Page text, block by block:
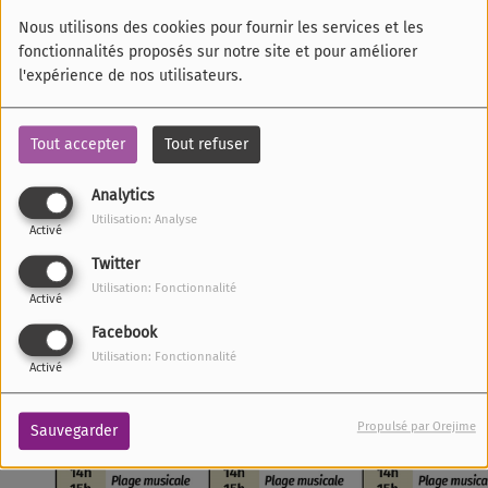
Nous utilisons des cookies pour fournir les services et les
fonctionnalités proposés sur notre site et pour améliorer
l'expérience de nos utilisateurs.
Tout accepter Tout refuser
Analytics
Activé
Utilisation: Analyse
Twitter
Activé
Utilisation: Fonctionnalité
Facebook
Activé
Utilisation: Fonctionnalité
Sauvegarder Propulsé par Orejime